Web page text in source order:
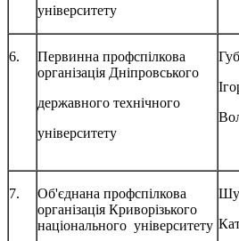
університету
6.
Первинна профспілкова
організація Дніпровського
державного технічного
університету
7.
Об'єднана профспілкова
організація Криворізького
національного університету